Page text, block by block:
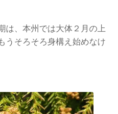
は、本州では大体２月の上
うそろそろ身構え始めなけ